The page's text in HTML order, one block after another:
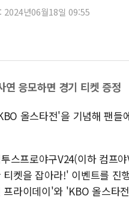
2024년06월18일 09:55
응모하면 경기 티켓 증정
올스타전'을 기념해 팬들
스프로야구V24(이하 컴프
켓을 잡아라!' 이벤트를 진
라이데이'와 'KBO 올스타